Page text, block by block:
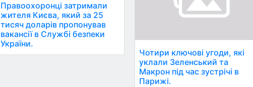
Правоохоронці затримали
жителя Києва, який за 25
тисяч доларів пропонував
вакансії в Службі безпеки
України.
Чотири ключові угоди, які
уклали Зеленський та
Макрон під час зустрічі в
Парижі.